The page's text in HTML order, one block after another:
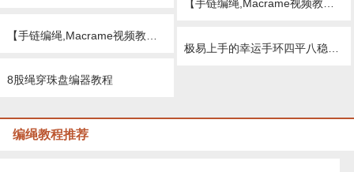
8股绳穿珠盘编器教程
编绳教程推荐